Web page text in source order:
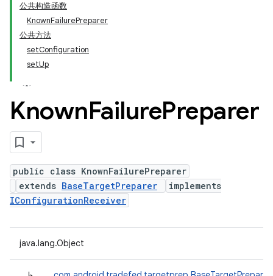
公共构造函数
KnownFailurePreparer
公共方法
setConfiguration
setUp
KnownFailurePreparer
public class KnownFailurePreparer
extends BaseTargetPreparer
implements
IConfigurationReceiver
java.lang.Object